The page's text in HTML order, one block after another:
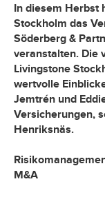
In diesem Herbst
Stockholm das
Söderberg &
veranstalten. Die
Livingstone
wertvolle
Jemtrén und
Versicherungen,
Henriksnäs.
M&A